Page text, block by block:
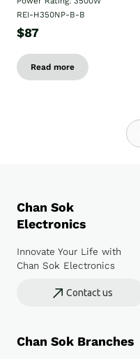
REI-H350NP-B-B
$87
Read more
Chan Sok
Electronics
Innovate Your Life with
Chan Sok Electronics
Contact us
Chan Sok Branches